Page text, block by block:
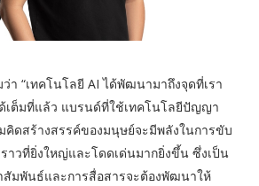
ว่า “เทคโนโลยี AI ได้พัฒนามาถึงจุดที่เรา
เต็มที่แล้ว แบรนด์ที่ใช้เทคโนโลยีปัญญา
คิดสร้างสรรค์ของมนุษย์จะมีพลังในการขับ
ราวที่ยิ่งใหญ่และโดดเด่นมากยิ่งขึ้น ซึ่งเป็น
สัมพันธ์และการสื่อสารจะต้องพัฒนาให้